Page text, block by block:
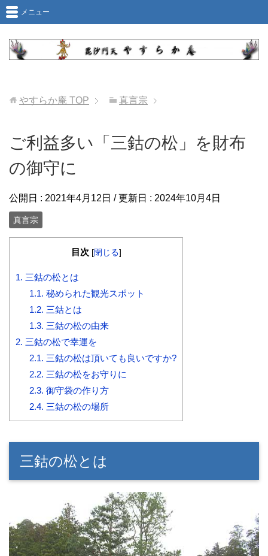
メニュー
やすらか庵 TOP 真言宗
ご利益多い「三鈷の松」を財布
の御守に
公開日 : 2021年4月12日 / 更新日 : 2024年10月4日
真言宗
目次 [閉じる]
1. 三鈷の松とは
1.1. 秘められた観光スポット
1.2. 三鈷とは
1.3. 三鈷の松の由来
2. 三鈷の松で幸運を
2.1. 三鈷の松は頂いても良いですか?
2.2. 三鈷の松をお守りに
2.3. 御守袋の作り方
2.4. 三鈷の松の場所
三鈷の松とは